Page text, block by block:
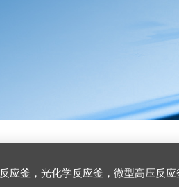
反应釜，光化学反应釜，微型高压反